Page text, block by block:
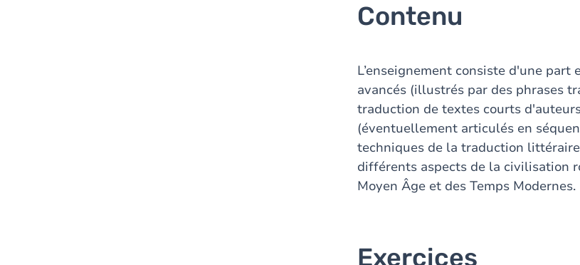
Contenu
L’enseignement consiste d'une
avancés (illustrés par des phrases
traduction de textes courts
(éventuellement articulés en
techniques de la traduction
différents aspects de la civilisation
Moyen Âge et des Temps Modernes.
Exercices